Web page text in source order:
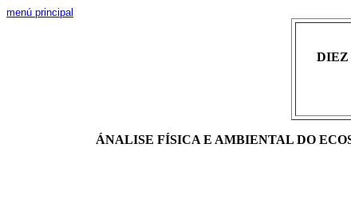
menú principal
DIEZ
ÁNALISE FÍSICA E AMBIENTAL DO